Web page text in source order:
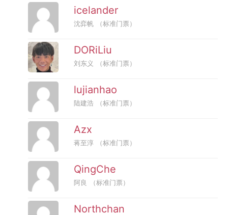
icelander
沈弈帆 （标准门票）
DORiLiu
刘东义 （标准门票）
lujianhao
陆建浩 （标准门票）
Azx
蒋至淳 （标准门票）
QingChe
阿良 （标准门票）
Northchan